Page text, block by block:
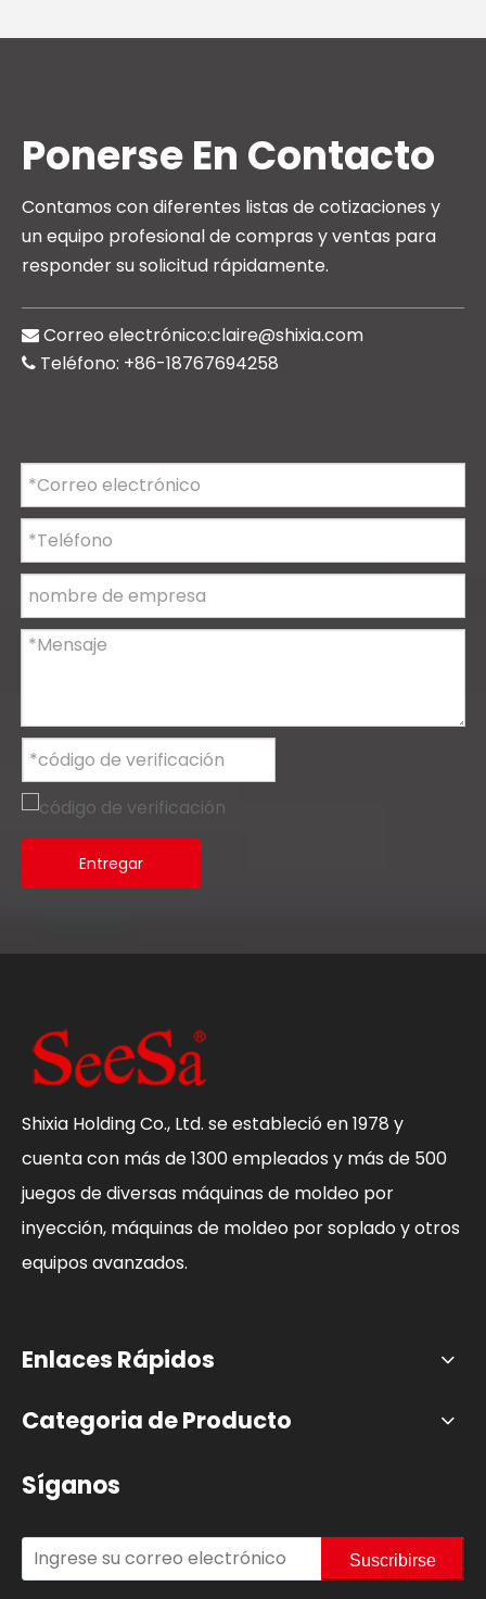
Ponerse En Contacto
Contamos con diferentes listas de cotizaciones y
un equipo profesional de compras y ventas para
responder su solicitud rápidamente.
 Correo electrónico:claire@shixia.com
 Teléfono: +86-18767694258
Entregar
Shixia Holding Co., Ltd. se estableció en 1978 y
cuenta con más de 1300 empleados y más de 500
juegos de diversas máquinas de moldeo por
inyección, máquinas de moldeo por soplado y otros
equipos avanzados.
Enlaces Rápidos
Categoria de Producto
Síganos
Suscribirse